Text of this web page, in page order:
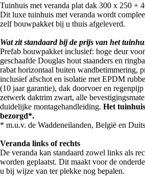
Tuinhuis met veranda plat dak 300 x 250 +
Dit luxe tuinhuis met veranda wordt
zelf bouwpakket bij u thuis afgeleverd.
Wat zit standaard bij de prijs van het
Prefab bouwpakket inclusief: hoge deur
geschaafde Douglas hout staanders en
rabat horizontaal buiten wandbetimmering,
inclusief afschot en isolatie met EPDM
(10 jaar garantie), dak doorvoer en
zetwerk daktrim zwart, alle
duidelijke montagehandleiding. Het
bezorgd*.
* m.u.v. de Waddeneilanden, België en
Veranda links of rechts
De veranda kan standaard zowel links als
worden geplaatst. Dit maakt voor de
u bij wijze van ter plekke nog bepalen.